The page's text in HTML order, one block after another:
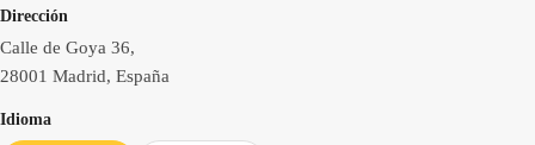
Dirección
Calle de Goya 36,
28001 Madrid, España
Idioma